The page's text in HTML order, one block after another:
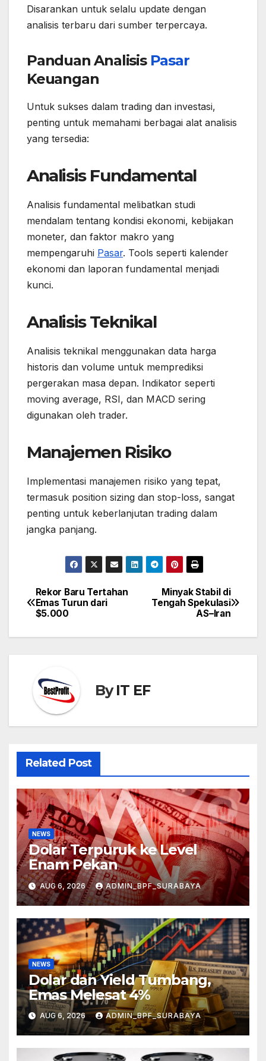
Disarankan untuk selalu update dengan
analisis terbaru dari sumber terpercaya.
Panduan Analisis Pasar
Keuangan
Untuk sukses dalam trading dan investasi,
penting untuk memahami berbagai alat analisis
yang tersedia:
Analisis Fundamental
Analisis fundamental melibatkan studi
mendalam tentang kondisi ekonomi, kebijakan
moneter, dan faktor makro yang
mempengaruhi Pasar. Tools seperti kalender
ekonomi dan laporan fundamental menjadi
kunci.
Analisis Teknikal
Analisis teknikal menggunakan data harga
historis dan volume untuk memprediksi
pergerakan masa depan. Indikator seperti
moving average, RSI, dan MACD sering
digunakan oleh trader.
Manajemen Risiko
Implementasi manajemen risiko yang tepat,
termasuk position sizing dan stop-loss, sangat
penting untuk keberlanjutan trading dalam
jangka panjang.
Post
navigation
Minyak Stabil di
Tengah Spekulasi
AS–Iran
Rekor Baru Tertahan
Emas Turun dari
$5.000
ByIT EF
Related Post
NEWS
Dolar Terpuruk ke Level
Enam Pekan
AUG 6, 2026 ADMIN_BPF_SURABAYA
NEWS
Dolar dan Yield Tumbang,
Emas Melesat 4%
AUG 6, 2026 ADMIN_BPF_SURABAYA